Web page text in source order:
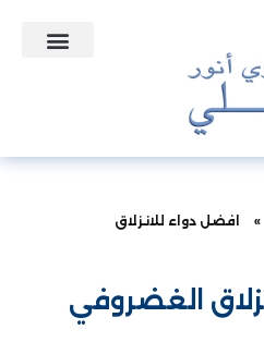
»
افضل دواء للانزلاق
الغضروفي